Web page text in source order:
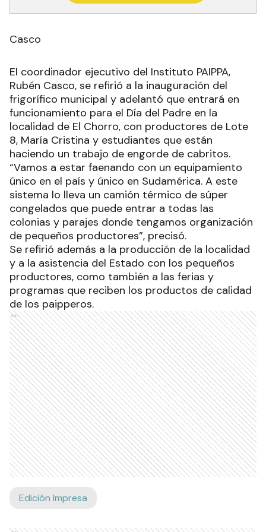
Casco
El coordinador ejecutivo del Instituto PAIPPA,
Rubén Casco, se refirió a la inauguración del
frigorífico municipal y adelantó que entrará en
funcionamiento para el Día del Padre en la
localidad de El Chorro, con productores de Lote
8, María Cristina y estudiantes que están
haciendo un trabajo de engorde de cabritos.
“Vamos a estar faenando con un equipamiento
único en el país y único en Sudamérica. A este
sistema lo lleva un camión térmico de súper
congelados que puede entrar a todas las
colonias y parajes donde tengamos organización
de pequeños productores”, precisó.
Se refirió además a la producción de la localidad
y a la asistencia del Estado con los pequeños
productores, como también a las ferias y
programas que reciben los productos de calidad
de los paipperos.
Ads
Edición Impresa